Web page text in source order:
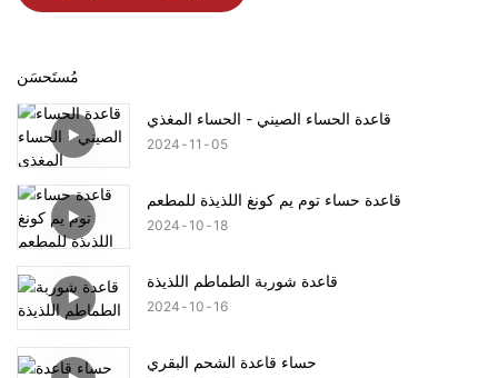
مُستَحسَن
قاعدة الحساء الصيني - الحساء المغذي
2024 11 05
قاعدة حساء توم يم كونغ اللذيذة للمطعم
2024 10 18
قاعدة شوربة الطماطم اللذيذة
2024 10 16
حساء قاعدة الشحم البقري